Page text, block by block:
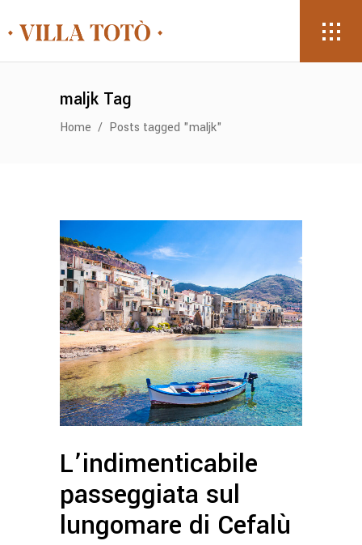
maljk Tag
Home / Posts tagged "maljk"
L’indimenticabile
passeggiata sul
lungomare di Cefalù